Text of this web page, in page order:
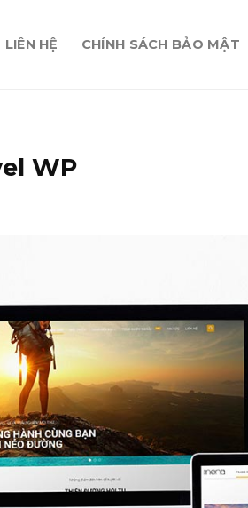
LIÊN HỆ CHÍNH SÁCH BẢO MẬT
WP